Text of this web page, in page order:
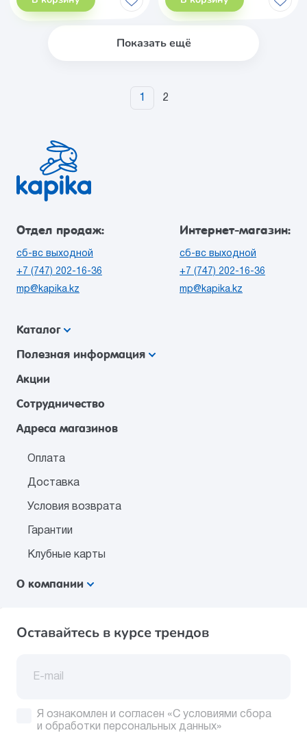
Показать ещё
1 2
Отдел продаж:
сб-вс выходной
+7 (747) 202-16-36
mp@kapika.kz
Интернет-магазин:
сб-вс выходной
+7 (747) 202-16-36
mp@kapika.kz
Каталог
Акции
Сотрудничество
Адреса магазинов
Полезная информация
Оплата
Доставка
Условия возврата
Гарантии
Клубные карты
О компании
Оставайтесь в курсе трендов
Я ознакомлен и согласен «С условиями сбора
и обработки персональных данных»